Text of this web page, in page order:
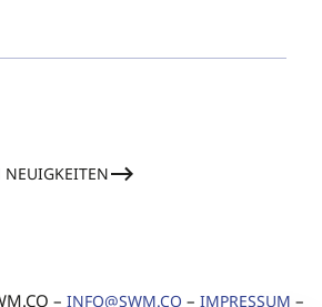
NEUIGKEITEN
– INFO@SWM.CO – IMPRESSUM –